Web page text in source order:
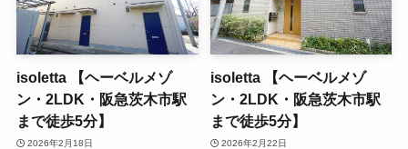
isoletta 【ヘーベルメゾ
ン・2LDK・阪急茨木市駅
まで徒歩5分】
2026年2月18日
isoletta 【ヘーベルメゾ
ン・2LDK・阪急茨木市駅
まで徒歩5分】
2026年2月22日